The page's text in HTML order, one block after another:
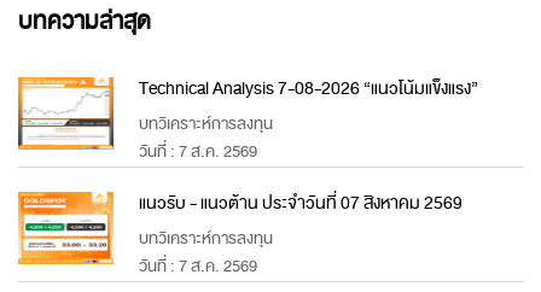
บทความล่าสุด
Technical Analysis 7-08-2026 “แนวโน้มแข็งแรง”
บทวิเคราะห์การลงทุน
วันที่ : 7 ส.ค. 2569
แนวรับ - แนวต้าน ประจำวันที่ 07 สิงหาคม 2569
บทวิเคราะห์การลงทุน
วันที่ : 7 ส.ค. 2569